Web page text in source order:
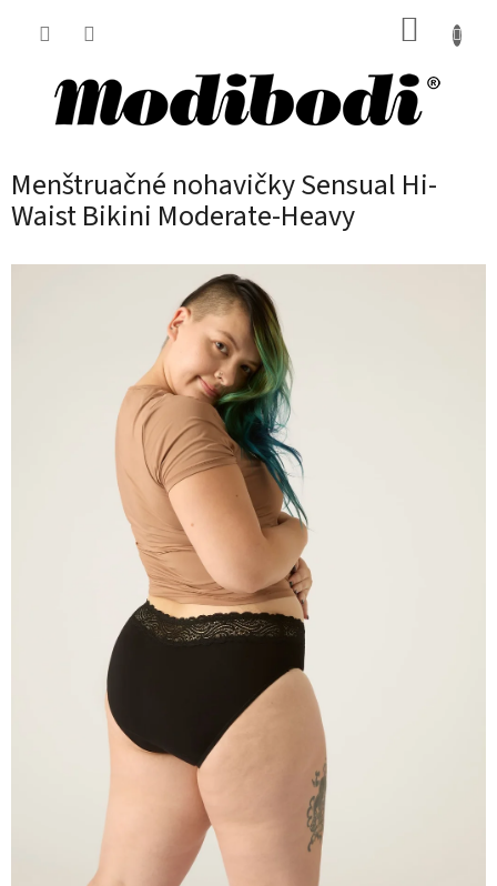
Menštruačné nohavičky Sensual Hi-
Waist Bikini Moderate-Heavy